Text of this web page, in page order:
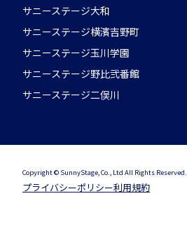
サニーステージ大和
サニーステージ横濱吉野町
サニーステージ玉川学園
サニーステージ野比弐番館
サニーステージ二俣川
Copyright © SunnyStage, Co., Ltd All Rights Reserved.
プライバシーポリシー利用規約